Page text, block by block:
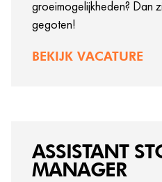
groeimogelijkheden? Dan
gegoten!
BEKIJK VACATURE
ASSISTANT
MANAGER